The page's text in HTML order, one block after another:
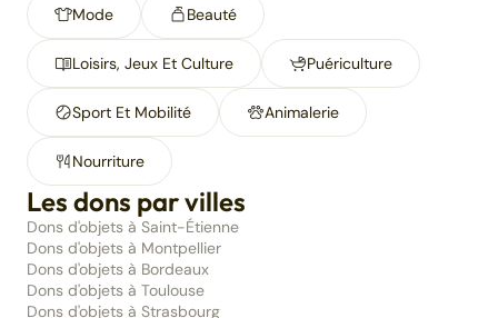
Mode Beauté
Loisirs, Jeux Et Culture Puériculture
Sport Et Mobilité Animalerie
Nourriture
Les dons par villes
Dons d'objets à Saint-Étienne
Dons d'objets à Montpellier
Dons d'objets à Bordeaux
Dons d'objets à Toulouse
Dons d'objets à Strasbourg